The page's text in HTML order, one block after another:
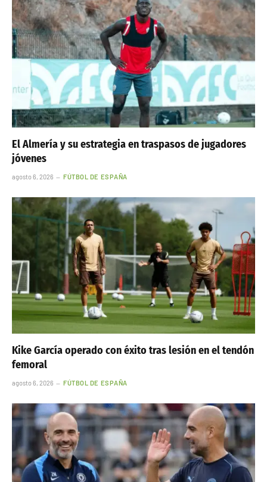
El Almería y su estrategia en traspasos de jugadores
jóvenes
agosto 6, 2026 FÚTBOL DE ESPAÑA
Kike García operado con éxito tras lesión en el tendón
femoral
agosto 6, 2026 FÚTBOL DE ESPAÑA